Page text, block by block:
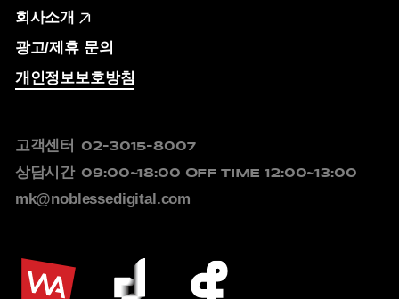
회사소개
광고/제휴 문의
개인정보보호방침
고객센터 02-3015-8007
상담시간 09:00~18:00 OFF TIME 12:00~13:00
mk@noblessedigital.com